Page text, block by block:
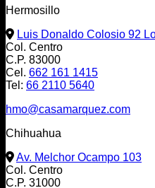
Hermosillo
Luis Donaldo Colosio 92
Col. Centro
C.P. 83000
Cel. 662 161 1415
Tel: 66 2110 5640
hmo@casamarquez.com
Chihuahua
Av. Melchor Ocampo 103
Col. Centro
C.P. 31000